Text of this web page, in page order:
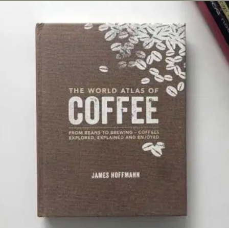
https://www.amazon.com.br/Caf%C3%A9-com-design-arte-beber-ebook/dp/B07FSSDQ8H/ref=as_sl_pc_qf_sp_asin_til?tag=drigoocof-20&linkCode=w00&linkId=e55bca9586c5a6035c8f7c722ef5412d&creativeASIN=B07FSSDQ8H